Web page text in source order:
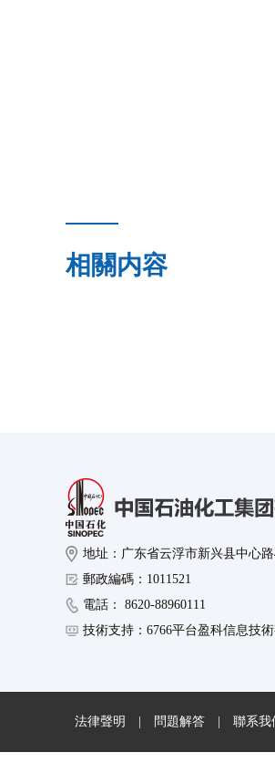
相關内容
地址：广东省云浮市新兴县中心路
郵政編碼：1011521
電話： 8620-88960111
技術支持：6766平台盈科信息技
法律聲明 | 問題解答 | 聯系我